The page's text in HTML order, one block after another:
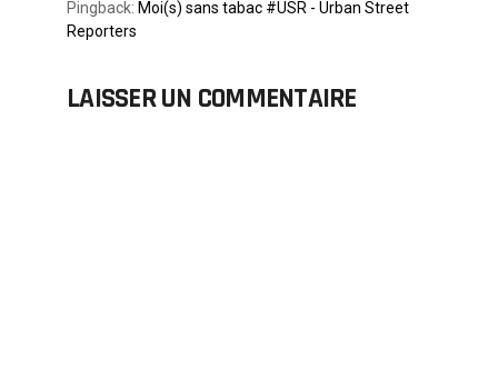
Pingback: Moi(s) sans tabac #USR - Urban Street
Reporters
LAISSER UN COMMENTAIRE